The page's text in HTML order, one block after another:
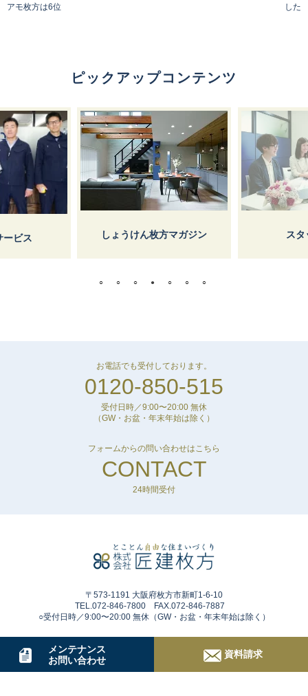
アモ枚方は6位
した
ピックアップコンテンツ
ービス しょうけん枚方マガジン ス
お電話でも受付しております。
0120-850-515
受付日時／9:00〜20:00 無休
（GW・お盆・年末年始は除く）
フォームからの問い合わせはこちら
CONTACT
24時間受付
〒573-1191 大阪府枚方市新町1-6-10
TEL.072-846-7800 FAX.072-846-7887
○受付日時／9:00〜20:00 無休（GW・お盆・年末年始は除く）
メンテナンス
お問い合わせ
資料請求